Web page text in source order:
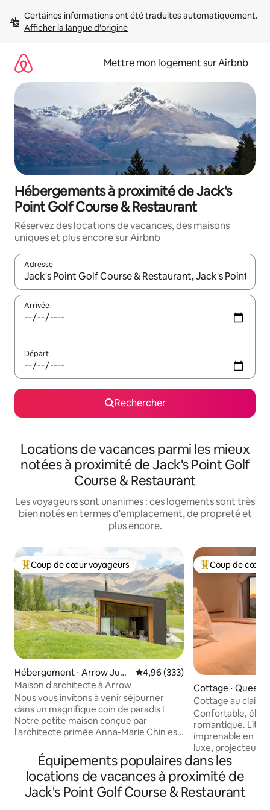
directement
Afficher la langue d'origine
Mettre mon logement sur Airbnb
Hébergements à proximité de Jack's
Point Golf Course & Restaurant
Réservez des locations de vacances, des maisons
uniques et plus encore sur Airbnb
Adresse
Lorsque les résultats s'affichent, utilisez les flèches vers le
Arrivée
Départ
Rechercher
Locations de vacances parmi les mieux
notées à proximité de Jack's Point Golf
Course & Restaurant
Les voyageurs sont unanimes : ces logements sont très
bien notés en termes d'emplacement, de propreté et
plus encore.
Coups de cœur voyageurs les plus appréciés
Coup de cœur voyageurs
Hébergement ⋅ Arrow Junc
tion
Évaluation moyenne sur la
4,96 (333)
Maison d'architecte à Arrow
Nous vous invitons à venir séjourner
dans un magnifique coin de paradis !
Notre petite maison conçue par
l'architecte primée Anna-Marie Chin est
schiste exposés dans un paysage
magnifique. Il y a 3 acres de terrain pour
se promener et les vues depuis le terrain
sont magnifiques ! Le salon dispose de
grandes fenêtres orientées plein nord
Coups de cœur
Coup de cœur
Cottage ⋅
Cottage au clair
et romantique
Confortable,
romantique. Lit
imprenable en
luxe, projecteur
appareil et
illimitée.
luxueuse, conçue
Équipements populaires dans les
locations de vacances à proximité de
Jack's Point Golf Course & Restaurant